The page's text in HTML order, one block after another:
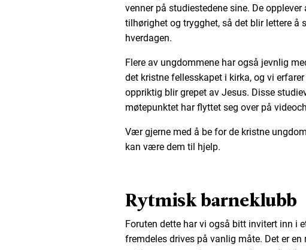
venner på studiestedene sine. De
tilhørighet og trygghet, så det blir lettere å
hverdagen.
Flere av ungdommene har også jevnlig
det kristne fellesskapet i kirka, og vi
oppriktig blir grepet av Jesus. Disse
møtepunktet har flyttet seg over på
Vær gjerne med å be for de kristne
kan være dem til hjelp.
Rytmisk barneklubb
Foruten dette har vi også bitt invitert inn i
fremdeles drives på vanlig måte. Det er